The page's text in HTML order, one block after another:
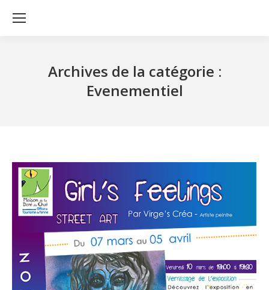
Archives de la catégorie :
Evenementiel